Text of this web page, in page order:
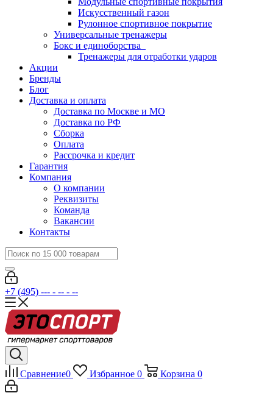
Искусственный газон
Рулонное спортивное покрытие
Универсальные тренажеры
Бокс и единоборства
Тренажеры для отработки ударов
Акции
Бренды
Блог
Доставка и оплата
Доставка по Москве и МО
Доставка по РФ
Сборка
Оплата
Рассрочка и кредит
Гарантия
Компания
О компании
Реквизиты
Команда
Вакансии
Контакты
+7 (495) --- - -- - --
Сравнение0 Избранное 0 Корзина 0